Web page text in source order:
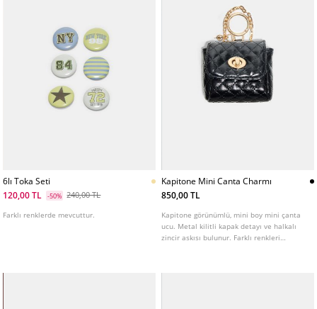
6lı Toka Seti
120,00 TL
-50% 240,00 TL
Farklı renklerde mevcuttur.
Kapitone Mini Canta Charmı
850,00 TL
Kapitone görünümlü, mini boy mini çanta
ucu. Metal kilitli kapak detayı ve halkalı
zincir askısı bulunur. Farklı renkleri